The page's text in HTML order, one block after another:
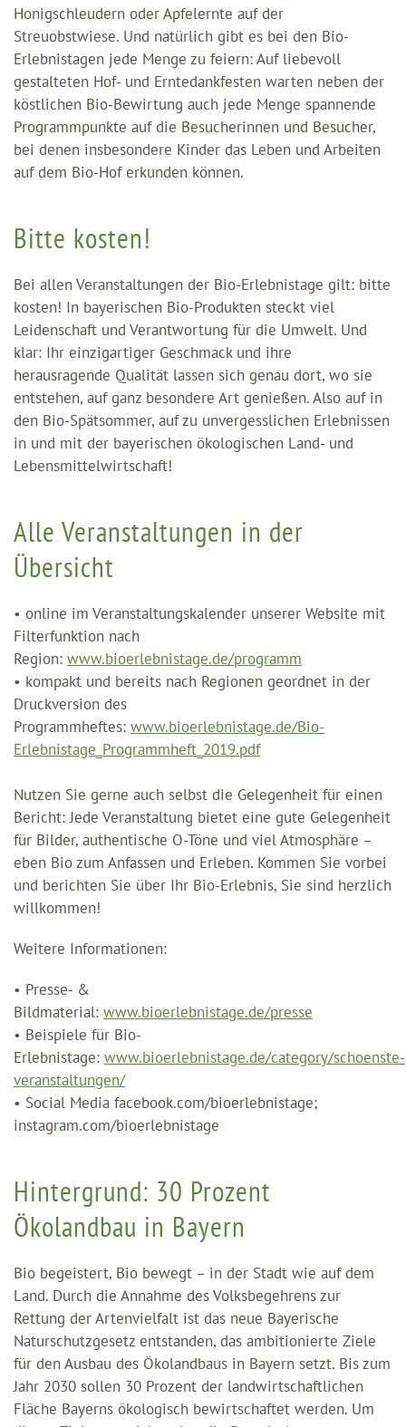
Honigschleudern oder Apfelernte auf der
Streuobstwiese. Und natürlich gibt es bei den Bio-
Erlebnistagen jede Menge zu feiern: Auf liebevoll
gestalteten Hof- und Erntedankfesten warten neben der
köstlichen Bio-Bewirtung auch jede Menge spannende
Programmpunkte auf die Besucherinnen und Besucher,
bei denen insbesondere Kinder das Leben und Arbeiten
auf dem Bio-Hof erkunden können.
Bitte kosten!
Bei allen Veranstaltungen der Bio-Erlebnistage gilt: bitte
kosten! In bayerischen Bio-Produkten steckt viel
Leidenschaft und Verantwortung für die Umwelt. Und
klar: Ihr einzigartiger Geschmack und ihre
herausragende Qualität lassen sich genau dort, wo sie
entstehen, auf ganz besondere Art genießen. Also auf in
den Bio-Spätsommer, auf zu unvergesslichen Erlebnissen
in und mit der bayerischen ökologischen Land- und
Lebensmittelwirtschaft!
Alle Veranstaltungen in der
Übersicht
• online im Veranstaltungskalender unserer Website mit
Filterfunktion nach
Region: www.bioerlebnistage.de/programm
• kompakt und bereits nach Regionen geordnet in der
Druckversion des
Programmheftes: www.bioerlebnistage.de/Bio-
Erlebnistage_Programmheft_2019.pdf
Nutzen Sie gerne auch selbst die Gelegenheit für einen
Bericht: Jede Veranstaltung bietet eine gute Gelegenheit
für Bilder, authentische O-Töne und viel Atmosphäre –
eben Bio zum Anfassen und Erleben. Kommen Sie vorbei
und berichten Sie über Ihr Bio-Erlebnis, Sie sind herzlich
willkommen!
Weitere Informationen:
• Presse- &
Bildmaterial: www.bioerlebnistage.de/presse
• Beispiele für Bio-
Erlebnistage: www.bioerlebnistage.de/category/schoenste-
veranstaltungen/
• Social Media facebook.com/bioerlebnistage;
instagram.com/bioerlebnistage
Hintergrund: 30 Prozent
Ökolandbau in Bayern
Bio begeistert, Bio bewegt – in der Stadt wie auf dem
Land. Durch die Annahme des Volksbegehrens zur
Rettung der Artenvielfalt ist das neue Bayerische
Naturschutzgesetz entstanden, das ambitionierte Ziele
für den Ausbau des Ökolandbaus in Bayern setzt. Bis zum
Jahr 2030 sollen 30 Prozent der landwirtschaftlichen
Fläche Bayerns ökologisch bewirtschaftet werden. Um